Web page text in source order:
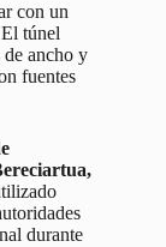
con un
túnel
ancho y
fuentes
durante